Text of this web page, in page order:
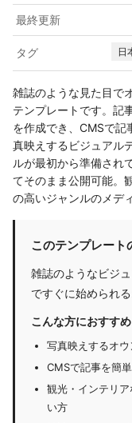
最終更新
タグ 日
雑誌のような見た目で
テンプレートです。記
を作成でき、CMSで記
真映えするビジュアル
ルが最初から準備され
てそのまま公開可能。
の高いジャンルのメデ
このテンプレート
雑誌のようなビジ
ですぐに始められ
こんな方におすすめ
写真映えするオ
CMSで記事を簡
観光・インテリ
い方